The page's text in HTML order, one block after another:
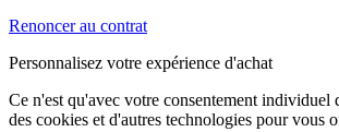
Renoncer au contrat
Personnalisez votre expérience d'achat
Ce n'est qu'avec votre consentement individuel
des cookies et d'autres technologies pour vous